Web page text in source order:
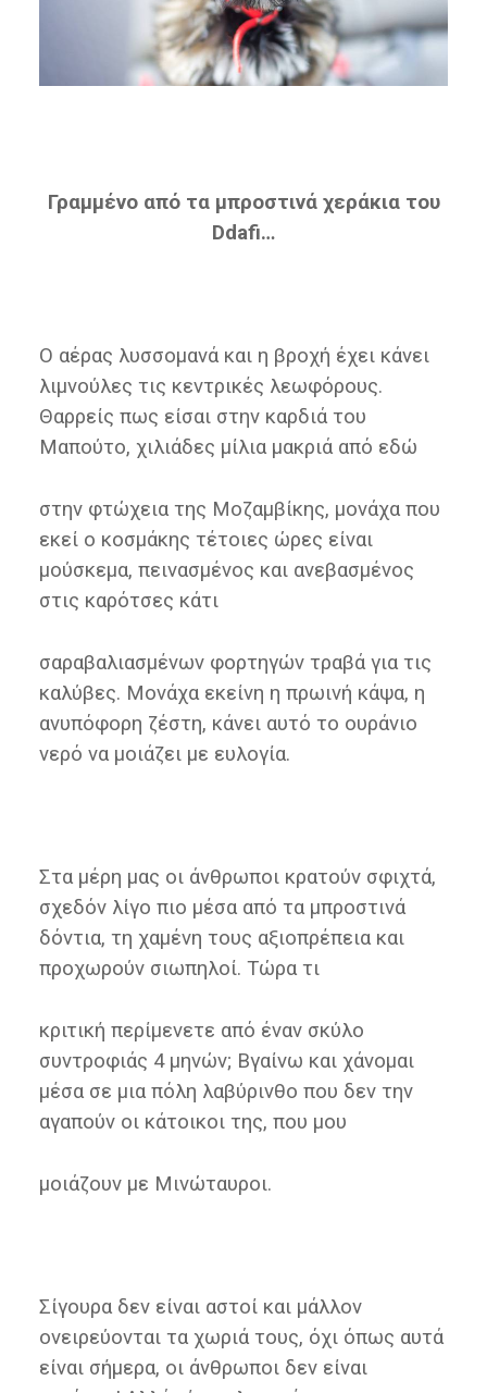
Γραμμένο από τα μπροστινά χεράκια του
Ddafi…
Ο αέρας λυσσομανά και η βροχή έχει κάνει
λιμνούλες τις κεντρικές λεωφόρους.
Θαρρείς πως είσαι στην καρδιά του
Μαπούτο, χιλιάδες μίλια μακριά από εδώ
στην φτώχεια της Μοζαμβίκης, μονάχα που
εκεί ο κοσμάκης τέτοιες ώρες είναι
μούσκεμα, πεινασμένος και ανεβασμένος
στις καρότσες κάτι
σαραβαλιασμένων φορτηγών τραβά για τις
καλύβες. Μονάχα εκείνη η πρωινή κάψα, η
ανυπόφορη ζέστη, κάνει αυτό το ουράνιο
νερό να μοιάζει με ευλογία.
Στα μέρη μας οι άνθρωποι κρατούν σφιχτά,
σχεδόν λίγο πιο μέσα από τα μπροστινά
δόντια, τη χαμένη τους αξιοπρέπεια και
προχωρούν σιωπηλοί. Τώρα τι
κριτική περίμενετε από έναν σκύλο
συντροφιάς 4 μηνών; Βγαίνω και χάνομαι
μέσα σε μια πόλη λαβύρινθο που δεν την
αγαπούν οι κάτοικοι της, που μου
μοιάζουν με Μινώταυροι.
Σίγουρα δεν είναι αστοί και μάλλον
ονειρεύονται τα χωριά τους, όχι όπως αυτά
είναι σήμερα, οι άνθρωποι δεν είναι